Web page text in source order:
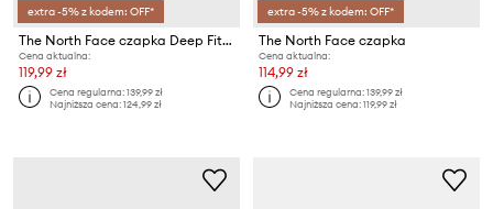
extra -5% z kodem: OFF*
The North Face czapka Deep Fit Mudder
Cena aktualna:
119,99 zł
Cena regularna:139,99 zł
Najniższa cena:124,99 zł
extra -5% z kodem: OFF*
The North Face czapka
Cena aktualna:
114,99 zł
Cena regularna:139,99 zł
Najniższa cena:119,99 zł